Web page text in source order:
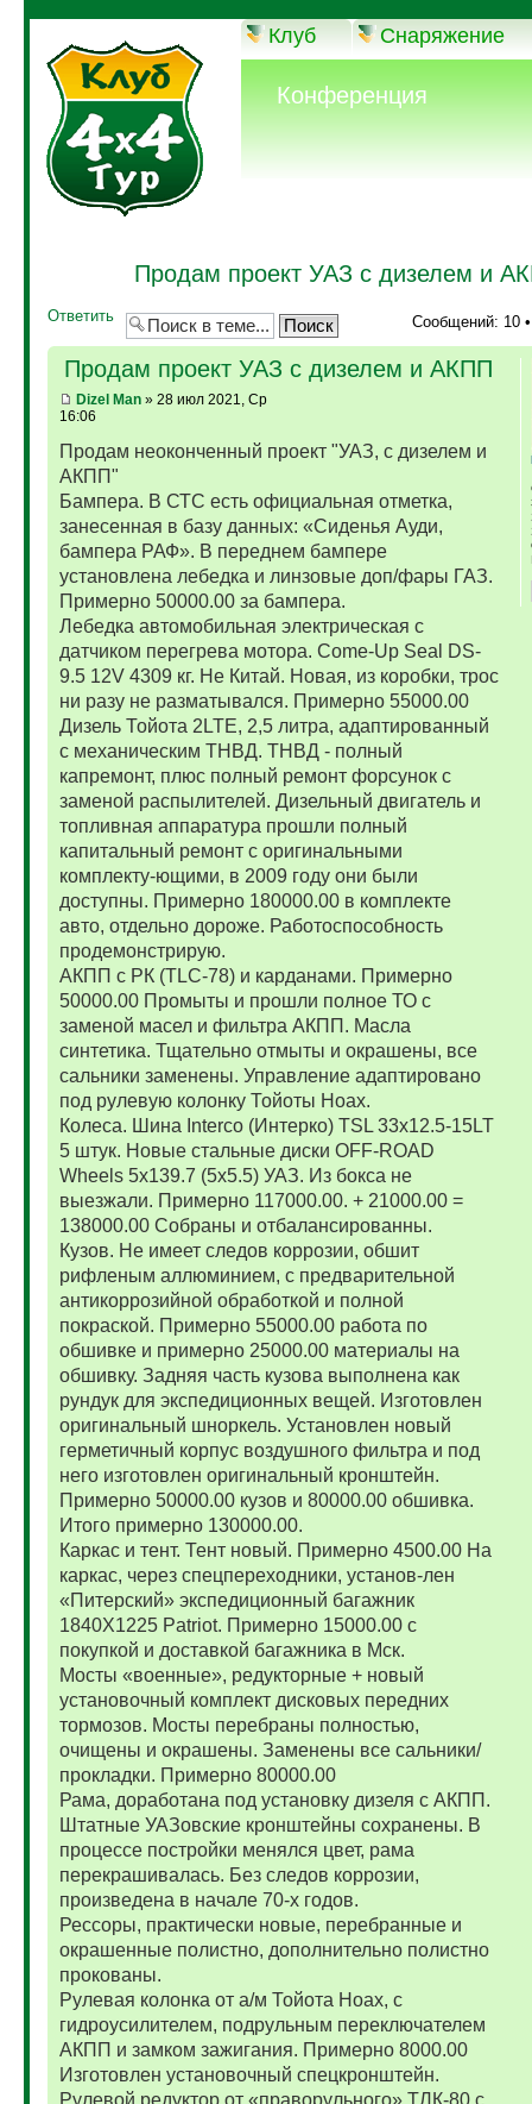
Клуб Снаряжение
Конференция
Продам проект УАЗ с дизелем и
Ответить Сообщений: 10
Продам проект УАЗ с дизелем и АКПП
Dizel Man» 28 июл 2021, Ср
16:06
Продам неоконченный проект "УАЗ, с дизелем и
АКПП"
Бампера. В СТС есть официальная отметка,
занесенная в базу данных: «Сиденья Ауди,
бампера РАФ». В переднем бампере
установлена лебедка и линзовые доп/фары ГАЗ.
Примерно 50000.00 за бампера.
Лебедка автомобильная электрическая с
датчиком перегрева мотора. Come-Up Seal DS-
9.5 12V 4309 кг. Не Китай. Новая, из коробки, трос
ни разу не разматывался. Примерно 55000.00
Дизель Тойота 2LTE, 2,5 литра, адаптированный
с механическим ТНВД. ТНВД - полный
капремонт, плюс полный ремонт форсунок с
заменой распылителей. Дизельный двигатель и
топливная аппаратура прошли полный
капитальный ремонт с оригинальными
комплекту-ющими, в 2009 году они были
доступны. Примерно 180000.00 в комплекте
авто, отдельно дороже. Работоспособность
продемонстрирую.
АКПП с РК (TLC-78) и карданами. Примерно
50000.00 Промыты и прошли полное ТО с
заменой масел и фильтра АКПП. Масла
синтетика. Тщательно отмыты и окрашены, все
сальники заменены. Управление адаптировано
под рулевую колонку Тойоты Ноах.
Колеса. Шина Interco (Интерко) TSL 33x12.5-15LT
5 штук. Новые стальные диски OFF-ROAD
Wheels 5x139.7 (5x5.5) УАЗ. Из бокса не
выезжали. Примерно 117000.00. + 21000.00 =
138000.00 Собраны и отбалансированны.
Кузов. Не имеет следов коррозии, обшит
рифленым аллюминием, с предварительной
антикоррозийной обработкой и полной
покраской. Примерно 55000.00 работа по
обшивке и примерно 25000.00 материалы на
обшивку. Задняя часть кузова выполнена как
рундук для экспедиционных вещей. Изготовлен
оригинальный шноркель. Установлен новый
герметичный корпус воздушного фильтра и под
него изготовлен оригинальный кронштейн.
Примерно 50000.00 кузов и 80000.00 обшивка.
Итого примерно 130000.00.
Каркас и тент. Тент новый. Примерно 4500.00 На
каркас, через спецпереходники, установ-лен
«Питерский» экспедиционный багажник
1840Х1225 Patriot. Примерно 15000.00 с
покупкой и доставкой багажника в Мск.
Мосты «военные», редукторные + новый
установочный комплект дисковых передних
тормозов. Мосты перебраны полностью,
очищены и окрашены. Заменены все сальники/
прокладки. Примерно 80000.00
Рама, доработана под установку дизеля с АКПП.
Штатные УАЗовские кронштейны сохранены. В
процессе постройки менялся цвет, рама
перекрашивалась. Без следов коррозии,
произведена в начале 70-х годов.
Рессоры, практически новые, перебранные и
окрашенные полистно, дополнительно полистно
прокованы.
Рулевая колонка от а/м Тойота Ноах, с
гидроусилителем, подрульным переключателем
АКПП и замком зажигания. Примерно 8000.00
Изготовлен установочный спецкронштейн.